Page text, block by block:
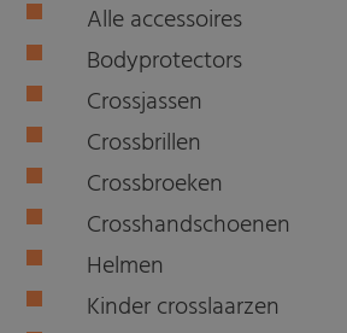
Alle accessoires
Bodyprotectors
Crossjassen
Crossbrillen
Crossbroeken
Crosshandschoenen
Helmen
Kinder crosslaarzen